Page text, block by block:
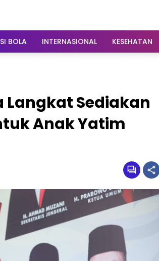
BOLA INTERNASIONAL KESEHATAN
Langkat Sediakan
Anak Yatim